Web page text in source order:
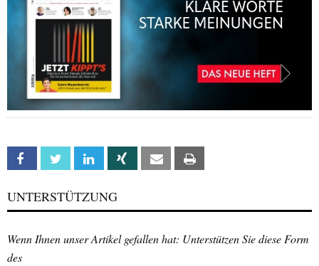
Facebook Twitter Linkedin Xing Email
UNTERSTÜTZUNG
Wenn Ihnen unser Artikel gefallen hat: Unterstützen Sie diese Form
des